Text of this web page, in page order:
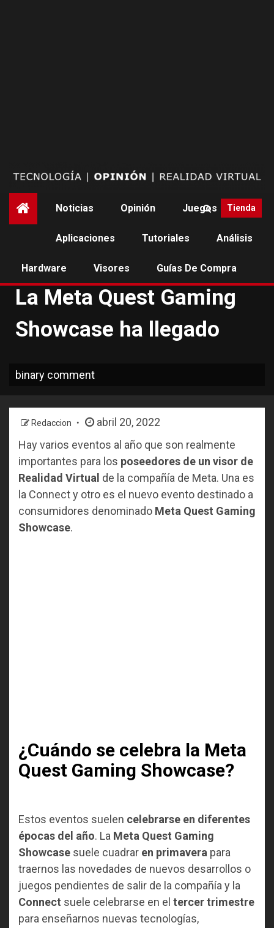
Noticias Opinión Juegos
Aplicaciones Tutoriales Análisis
Hardware Visores Guías De Compra
Tienda
NOTICIAS
La Meta Quest Gaming
Showcase ha llegado
binary comment
Redaccion
abril 20, 2022
Hay varios eventos al año que son realmente
importantes para los poseedores de un visor de
Realidad Virtual de la compañía de Meta. Una es
la Connect y otro es el nuevo evento destinado a
consumidores denominado Meta Quest Gaming
Showcase.
¿Cuándo se celebra la Meta
Quest Gaming Showcase?
Estos eventos suelen celebrarse en diferentes
épocas del año. La Meta Quest Gaming
Showcase suele cuadrar en primavera para
traernos las novedades de nuevos desarrollos o
juegos pendientes de salir de la compañía y la
Connect suele celebrarse en el tercer trimestre
para enseñarnos nuevas tecnologías,